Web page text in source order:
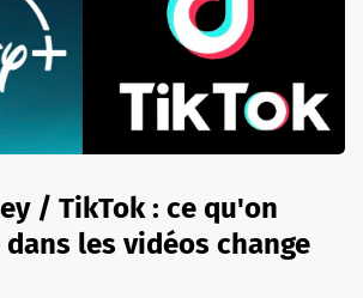
/ TikTok : ce qu'on
les vidéos change